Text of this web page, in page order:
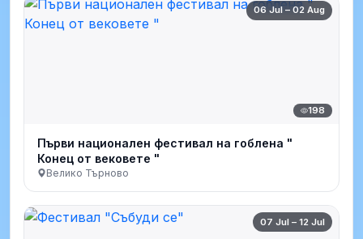
06 Jul – 02 Aug
198
Първи национален фестивал на гоблена "
Конец от вековете "
Велико Търново
07 Jul – 12 Jul